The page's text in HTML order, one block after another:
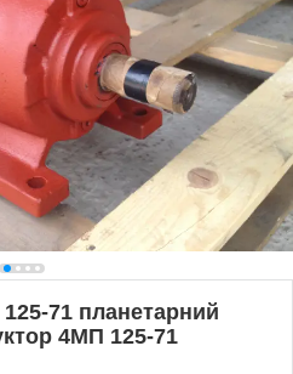
71 планетарний
4МП 125-71